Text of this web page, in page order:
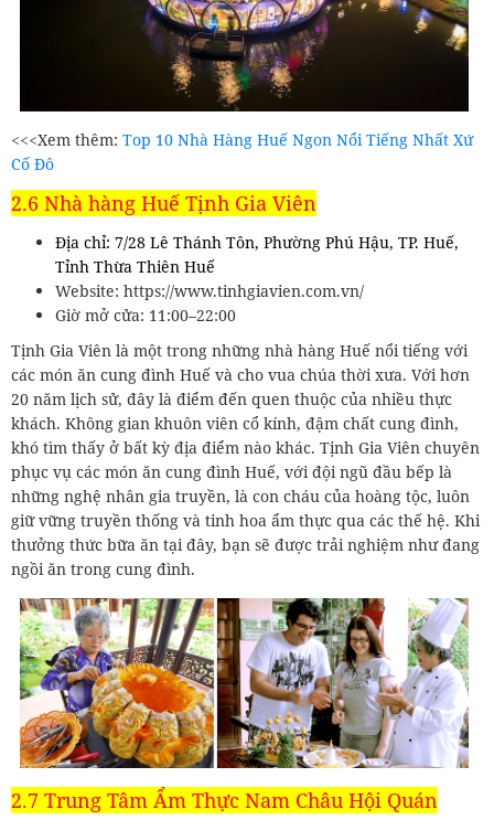
<<<Xem thêm: Top 10 Nhà Hàng Huế Ngon Nổi Tiếng Nhất Xứ
Cố Đô
2.6 Nhà hàng Huế Tịnh Gia Viên
Địa chỉ: 7/28 Lê Thánh Tôn, Phường Phú Hậu, TP. Huế,
Tỉnh Thừa Thiên Huế
Website: https://www.tinhgiavien.com.vn/
Giờ mở cửa: 11:00–22:00
Tịnh Gia Viên là một trong những nhà hàng Huế nổi tiếng với
các món ăn cung đình Huế và cho vua chúa thời xưa. Với hơn
20 năm lịch sử, đây là điểm đến quen thuộc của nhiều thực
khách. Không gian khuôn viên cổ kính, đậm chất cung đình,
khó tìm thấy ở bất kỳ địa điểm nào khác. Tịnh Gia Viên chuyên
phục vụ các món ăn cung đình Huế, với đội ngũ đầu bếp là
những nghệ nhân gia truyền, là con cháu của hoàng tộc, luôn
giữ vững truyền thống và tinh hoa ẩm thực qua các thế hệ. Khi
thưởng thức bữa ăn tại đây, bạn sẽ được trải nghiệm như đang
ngồi ăn trong cung đình.
2.7 Trung Tâm Ẩm Thực Nam Châu Hội Quán